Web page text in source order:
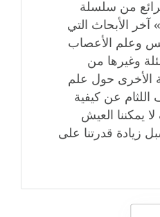
من سلسلة
الأبحاث التي
وعلم الأعصاب
وغيرها من
الأخرى حول علم
عن كيفية
يمكننا العيش
زيادة قدرتنا على